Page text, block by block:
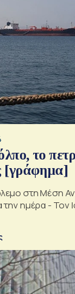
το
[γράφημα]
στη Μέση
την ημέρα - Τον